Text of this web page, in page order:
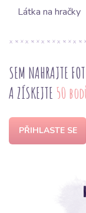
Látka na hračky
SEM NAHRAJTE
A ZÍSKEJTE 50
PŘIHLASTE SE